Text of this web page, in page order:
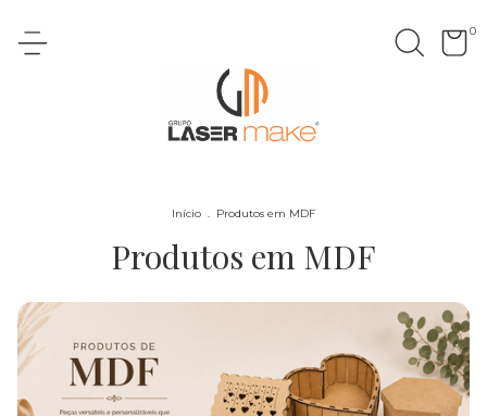
0
Início . Produtos em MDF
Produtos em MDF